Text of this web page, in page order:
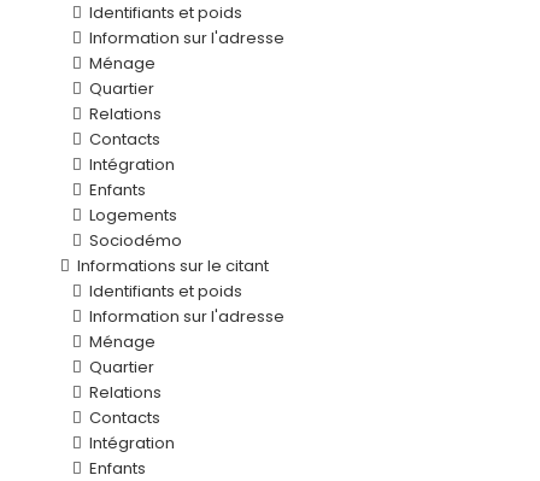
Identifiants et poids
Information sur l'adresse
Ménage
Quartier
Relations
Contacts
Intégration
Enfants
Logements
Sociodémo
Informations sur le citant
Identifiants et poids
Information sur l'adresse
Ménage
Quartier
Relations
Contacts
Intégration
Enfants